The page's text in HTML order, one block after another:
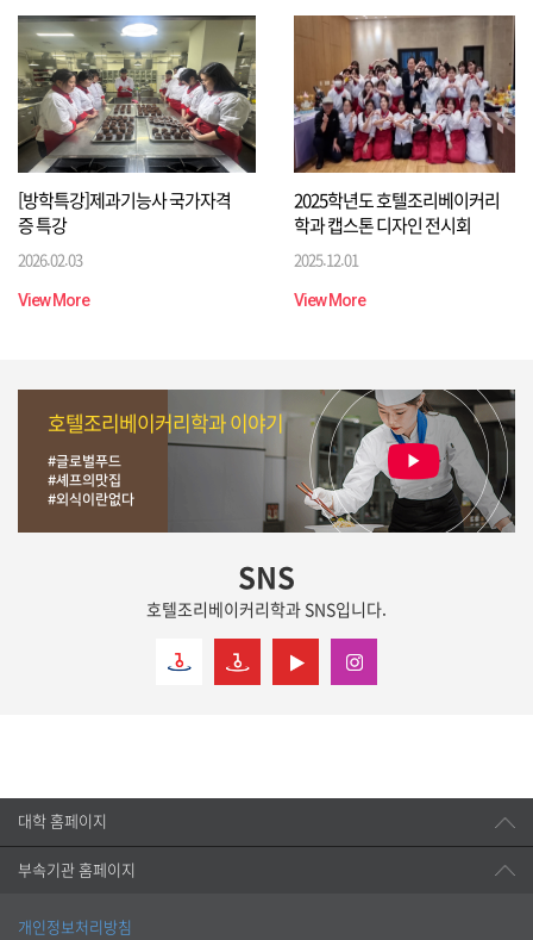
[방학특강]제과기능사 국가자격
증 특강
2026.02.03
View More
2025학년도 호텔조리베이커리
학과 캡스톤 디자인 전시회
2025.12.01
View More
호텔조리베이커리학과 이야기
#글로벌푸드
#셰프의맛집
#외식이란없다
SNS
호텔조리베이커리학과 SNS입니다.
대학 홈페이지
부속기관 홈페이지
개인정보처리방침